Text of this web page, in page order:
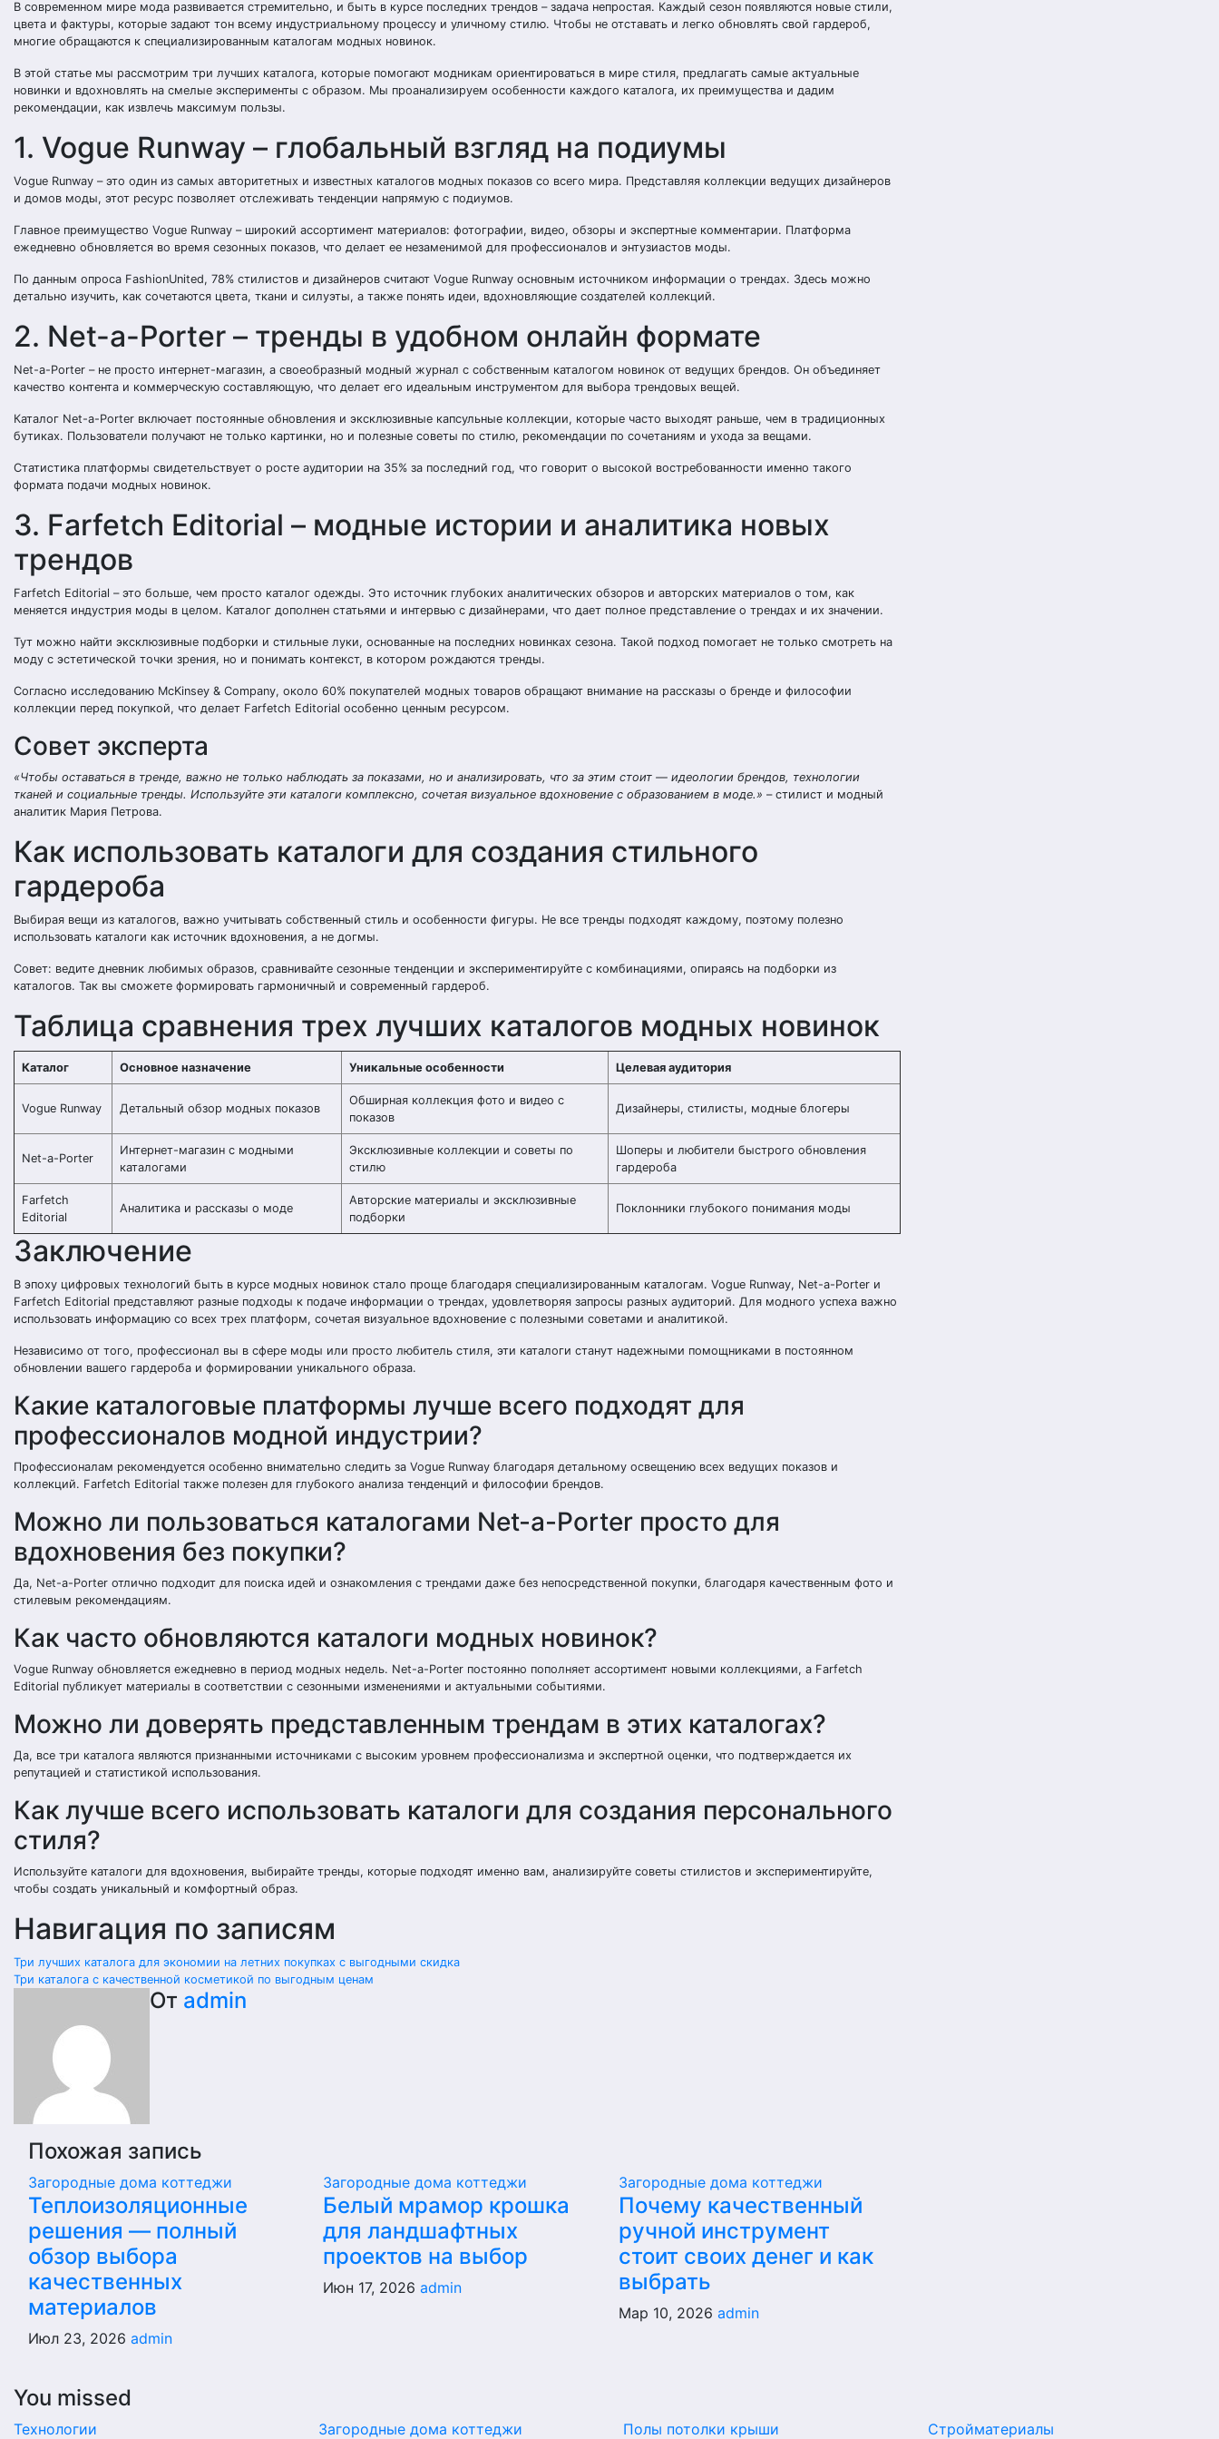
В современном мире мода развивается стремительно, и быть в курсе последних трендов – задача непростая. Каждый сезон появляются новые стили,
цвета и фактуры, которые задают тон всему индустриальному процессу и уличному стилю. Чтобы не отставать и легко обновлять свой гардероб,
многие обращаются к специализированным каталогам модных новинок.
В этой статье мы рассмотрим три лучших каталога, которые помогают модникам ориентироваться в мире стиля, предлагать самые актуальные
новинки и вдохновлять на смелые эксперименты с образом. Мы проанализируем особенности каждого каталога, их преимущества и дадим
рекомендации, как извлечь максимум пользы.
1. Vogue Runway – глобальный взгляд на подиумы
Vogue Runway – это один из самых авторитетных и известных каталогов модных показов со всего мира. Представляя коллекции ведущих дизайнеров
и домов моды, этот ресурс позволяет отслеживать тенденции напрямую с подиумов.
Главное преимущество Vogue Runway – широкий ассортимент материалов: фотографии, видео, обзоры и экспертные комментарии. Платформа
ежедневно обновляется во время сезонных показов, что делает ее незаменимой для профессионалов и энтузиастов моды.
По данным опроса FashionUnited, 78% стилистов и дизайнеров считают Vogue Runway основным источником информации о трендах. Здесь можно
детально изучить, как сочетаются цвета, ткани и силуэты, а также понять идеи, вдохновляющие создателей коллекций.
2. Net-a-Porter – тренды в удобном онлайн формате
Net-a-Porter – не просто интернет-магазин, а своеобразный модный журнал с собственным каталогом новинок от ведущих брендов. Он объединяет
качество контента и коммерческую составляющую, что делает его идеальным инструментом для выбора трендовых вещей.
Каталог Net-a-Porter включает постоянные обновления и эксклюзивные капсульные коллекции, которые часто выходят раньше, чем в традиционных
бутиках. Пользователи получают не только картинки, но и полезные советы по стилю, рекомендации по сочетаниям и ухода за вещами.
Статистика платформы свидетельствует о росте аудитории на 35% за последний год, что говорит о высокой востребованности именно такого
формата подачи модных новинок.
3. Farfetch Editorial – модные истории и аналитика новых
трендов
Farfetch Editorial – это больше, чем просто каталог одежды. Это источник глубоких аналитических обзоров и авторских материалов о том, как
меняется индустрия моды в целом. Каталог дополнен статьями и интервью с дизайнерами, что дает полное представление о трендах и их значении.
Тут можно найти эксклюзивные подборки и стильные луки, основанные на последних новинках сезона. Такой подход помогает не только смотреть на
моду с эстетической точки зрения, но и понимать контекст, в котором рождаются тренды.
Согласно исследованию McKinsey & Company, около 60% покупателей модных товаров обращают внимание на рассказы о бренде и философии
коллекции перед покупкой, что делает Farfetch Editorial особенно ценным ресурсом.
Совет эксперта
«Чтобы оставаться в тренде, важно не только наблюдать за показами, но и анализировать, что за этим стоит — идеологии брендов, технологии
тканей и социальные тренды. Используйте эти каталоги комплексно, сочетая визуальное вдохновение с образованием в моде.» – стилист и модный
аналитик Мария Петрова.
Как использовать каталоги для создания стильного
гардероба
Выбирая вещи из каталогов, важно учитывать собственный стиль и особенности фигуры. Не все тренды подходят каждому, поэтому полезно
использовать каталоги как источник вдохновения, а не догмы.
Совет: ведите дневник любимых образов, сравнивайте сезонные тенденции и экспериментируйте с комбинациями, опираясь на подборки из
каталогов. Так вы сможете формировать гармоничный и современный гардероб.
Таблица сравнения трех лучших каталогов модных новинок
Каталог Основное назначение Уникальные особенности Целевая аудитория
Vogue Runway Детальный обзор модных показов
Обширная коллекция фото и видео с
показов
Дизайнеры, стилисты, модные блогеры
Net-a-Porter
Интернет-магазин с модными
каталогами
Эксклюзивные коллекции и советы по
стилю
Шоперы и любители быстрого обновления
гардероба
Farfetch
Editorial
Аналитика и рассказы о моде
Авторские материалы и эксклюзивные
подборки
Поклонники глубокого понимания моды
Заключение
В эпоху цифровых технологий быть в курсе модных новинок стало проще благодаря специализированным каталогам. Vogue Runway, Net-a-Porter и
Farfetch Editorial представляют разные подходы к подаче информации о трендах, удовлетворяя запросы разных аудиторий. Для модного успеха важно
использовать информацию со всех трех платформ, сочетая визуальное вдохновение с полезными советами и аналитикой.
Независимо от того, профессионал вы в сфере моды или просто любитель стиля, эти каталоги станут надежными помощниками в постоянном
обновлении вашего гардероба и формировании уникального образа.
Какие каталоговые платформы лучше всего подходят для
профессионалов модной индустрии?
Профессионалам рекомендуется особенно внимательно следить за Vogue Runway благодаря детальному освещению всех ведущих показов и
коллекций. Farfetch Editorial также полезен для глубокого анализа тенденций и философии брендов.
Можно ли пользоваться каталогами Net-a-Porter просто для
вдохновения без покупки?
Да, Net-a-Porter отлично подходит для поиска идей и ознакомления с трендами даже без непосредственной покупки, благодаря качественным фото и
стилевым рекомендациям.
Как часто обновляются каталоги модных новинок?
Vogue Runway обновляется ежедневно в период модных недель. Net-a-Porter постоянно пополняет ассортимент новыми коллекциями, а Farfetch
Editorial публикует материалы в соответствии с сезонными изменениями и актуальными событиями.
Можно ли доверять представленным трендам в этих каталогах?
Да, все три каталога являются признанными источниками с высоким уровнем профессионализма и экспертной оценки, что подтверждается их
репутацией и статистикой использования.
Как лучше всего использовать каталоги для создания персонального
стиля?
Используйте каталоги для вдохновения, выбирайте тренды, которые подходят именно вам, анализируйте советы стилистов и экспериментируйте,
чтобы создать уникальный и комфортный образ.
Навигация по записям
Три лучших каталога для экономии на летних покупках с выгодными скидка
Три каталога с качественной косметикой по выгодным ценам
От admin
Похожая запись
Загородные дома коттеджи
Теплоизоляционные
решения — полный
обзор выбора
качественных
материалов
Июл 23, 2026 admin
Загородные дома коттеджи
Белый мрамор крошка
для ландшафтных
проектов на выбор
Июн 17, 2026admin
Загородные дома коттеджи
Почему качественный
ручной инструмент
стоит своих денег и как
выбрать
Мар 10, 2026 admin
You missed
Технологии Загородные дома коттеджи Полы потолки крыши Стройматериалы